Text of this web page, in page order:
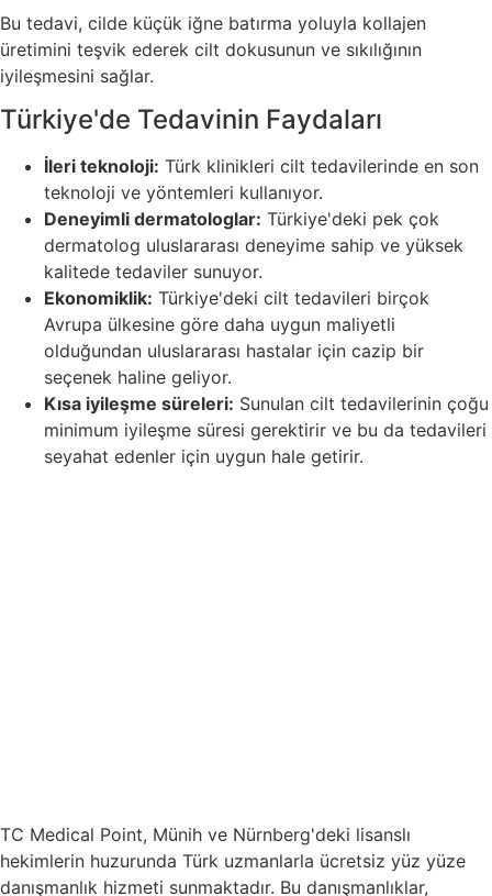
Bu tedavi, cilde küçük iğne batırma yoluyla kollajen
üretimini teşvik ederek cilt dokusunun ve sıkılığının
iyileşmesini sağlar.
Türkiye'de Tedavinin Faydaları
İleri teknoloji: Türk klinikleri cilt tedavilerinde en son
teknoloji ve yöntemleri kullanıyor.
Deneyimli dermatologlar: Türkiye'deki pek çok
dermatolog uluslararası deneyime sahip ve yüksek
kalitede tedaviler sunuyor.
Ekonomiklik: Türkiye'deki cilt tedavileri birçok
Avrupa ülkesine göre daha uygun maliyetli
olduğundan uluslararası hastalar için cazip bir
seçenek haline geliyor.
Kısa iyileşme süreleri: Sunulan cilt tedavilerinin çoğu
minimum iyileşme süresi gerektirir ve bu da tedavileri
seyahat edenler için uygun hale getirir.
TC Medical Point, Münih ve Nürnberg'deki lisanslı
hekimlerin huzurunda Türk uzmanlarla ücretsiz yüz yüze
danışmanlık hizmeti sunmaktadır. Bu danışmanlıklar,